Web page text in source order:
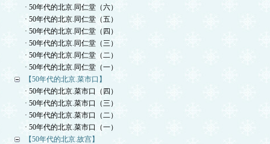
· 50年代的北京.同仁堂（六）
· 50年代的北京.同仁堂（五）
· 50年代的北京.同仁堂（四）
· 50年代的北京.同仁堂（三）
· 50年代的北京.同仁堂（二）
· 50年代的北京.同仁堂（一）
【50年代的北京.菜市口】
· 50年代的北京.菜市口（四）
· 50年代的北京.菜市口（三）
· 50年代的北京.菜市口（二）
· 50年代的北京.菜市口（一）
【50年代的北京.故宫】